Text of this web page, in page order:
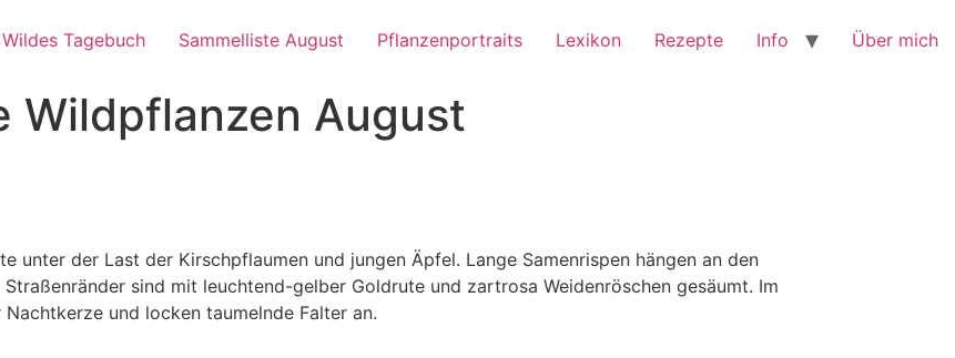
Wildes Tagebuch Sammelliste August Pflanzenportraits Lexikon Rezepte Info Über mich
Wildpflanzen August
unter der Last der Kirschpflaumen und jungen Äpfel. Lange Samenrispen hängen an den
sind mit leuchtend-gelber Goldrute und zartrosa Weidenröschen gesäumt. Im
und locken taumelnde Falter an.